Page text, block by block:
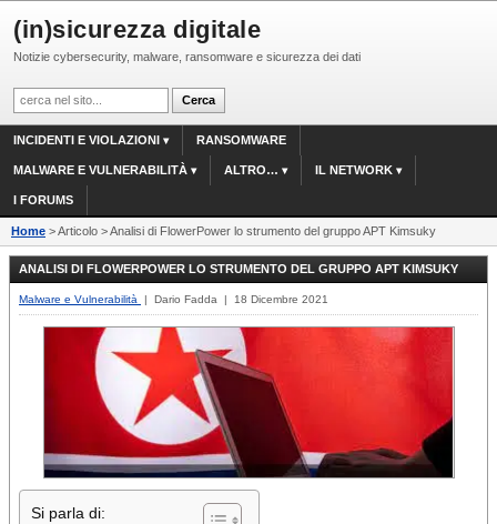
(in)sicurezza digitale
Notizie cybersecurity, malware, ransomware e sicurezza dei dati
INCIDENTI E VIOLAZIONI RANSOMWARE
MALWARE E VULNERABILITÀ ALTRO… IL NETWORK
I FORUMS
Home > Articolo > Analisi di FlowerPower lo strumento del gruppo APT Kimsuky
ANALISI DI FLOWERPOWER LO STRUMENTO DEL GRUPPO APT KIMSUKY
Malware e Vulnerabilità | Dario Fadda | 18 Dicembre 2021
Si parla di: